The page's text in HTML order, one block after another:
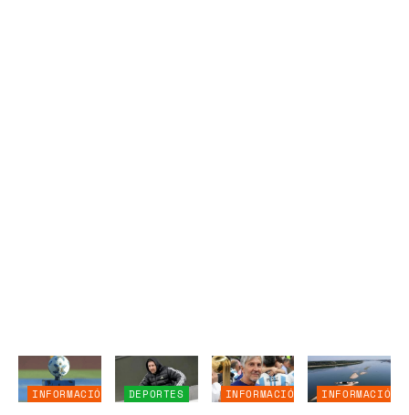
INFORMACIÓN
DEPORTES
INFORMACIÓN
INFORMACIÓN